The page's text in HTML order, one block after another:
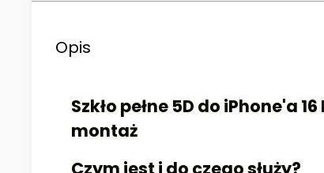
Opis
Szkło pełne 5D do iPhone'a
montaż